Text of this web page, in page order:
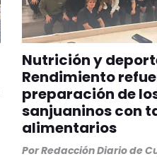
Nutrición y
Rendimiento
preparación de
sanjuaninos con
alimentarios
PorRedacción Diario de